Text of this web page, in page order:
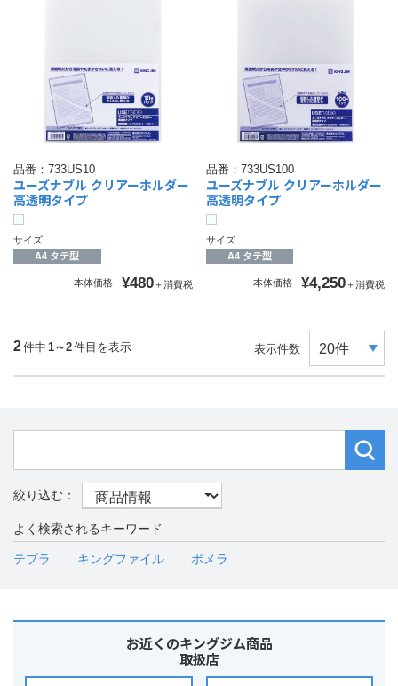
品番： 733US10
ユーズナブル クリアーホルダー
高透明タイプ
サイズ
A4 タテ型
本体価格 ¥480＋消費税
品番： 733US100
ユーズナブル クリアーホルダー
高透明タイプ
サイズ
A4 タテ型
本体価格 ¥4,250＋消費税
2件中 1～2件目を表示 表示件数
よく検索されるキーワード
テプラ キングファイル ポメラ
お近くのキングジム商品
取扱店